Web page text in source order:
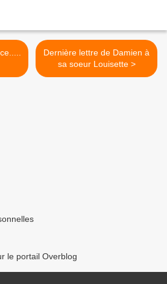
Dernière lettre de Damien à
sa soeur Louisette >
le portail Overblog